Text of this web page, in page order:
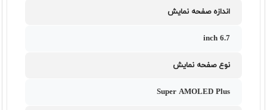
اندازه صفحه نمایش
6.7 inch
نوع صفحه نمایش
Super AMOLED Plus